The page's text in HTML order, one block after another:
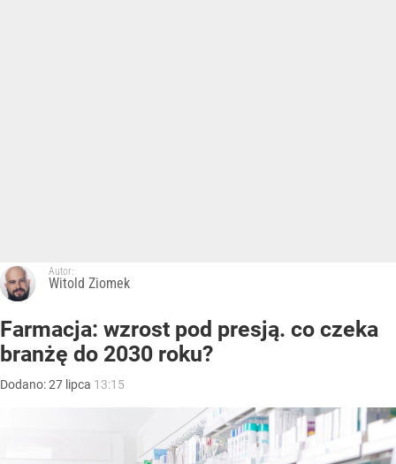
Autor:
Witold Ziomek
Farmacja: wzrost pod presją. co czeka
branżę do 2030 roku?
Dodano:27 lipca 13:15